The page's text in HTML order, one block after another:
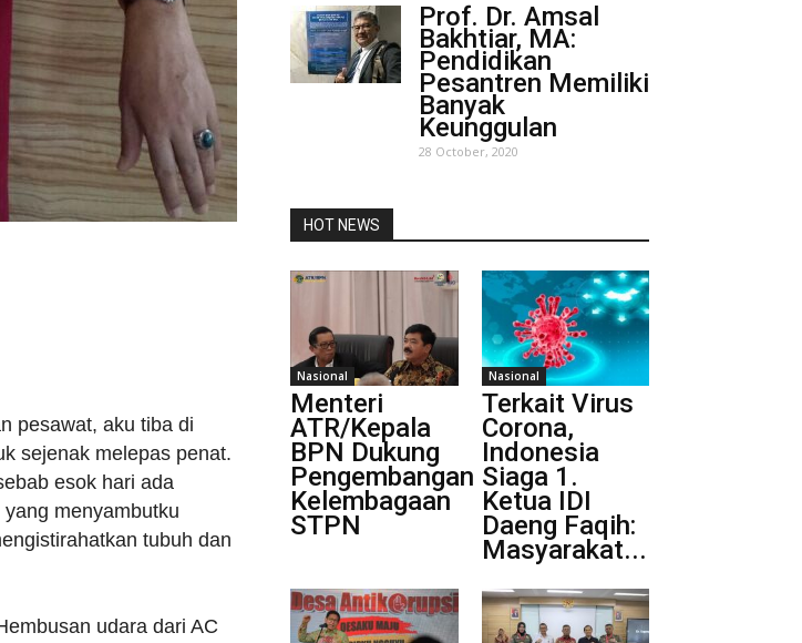
pesawat, aku tiba di
sejenak melepas penat.
esok hari ada
menyambutku
tubuh dan
udara dari AC
Prof. Dr. Amsal
Bakhtiar, MA:
Pendidikan
Pesantren Memiliki
Banyak
Keunggulan
28 October, 2020
HOT NEWS
Nasional
Menteri
ATR/Kepala
BPN Dukung
Pengembangan
Kelembagaan
STPN
Nasional
Terkait Virus
Corona,
Indonesia
Siaga 1.
Ketua IDI
Daeng Faqih:
Masyarakat...